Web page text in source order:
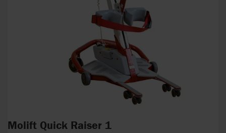
Molift Quick Raiser 1